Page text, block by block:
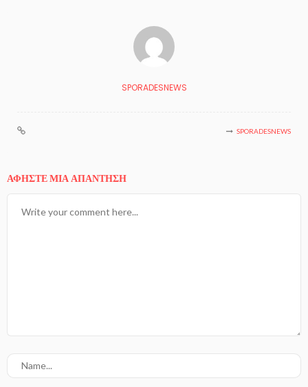
SPORADESNEWS
SPORADESNEWS
ΑΦΉΣΤΕ ΜΙΑ ΑΠΆΝΤΗΣΗ